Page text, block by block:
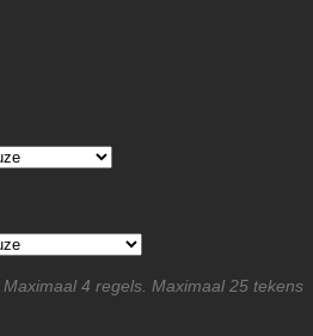
4 regels. Maximaal 25 tekens